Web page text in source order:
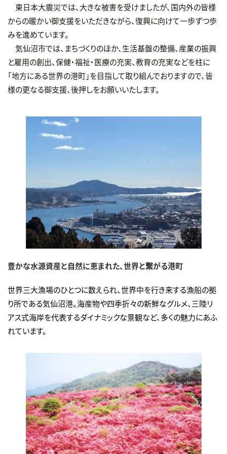
東日本大震災では、大きな被害を受けましたが、国内外の皆様
からの暖かい御支援をいただきながら、復興に向けて一歩ずつ歩
みを進めています。
気仙沼市では、まちづくりのほか、生活基盤の整備、産業の振興
と雇用の創出、保健・福祉・医療の充実、教育の充実などを柱に
「地方にある世界の港町」を目指して取り組んでおりますので、皆
様の更なる御支援、後押しをお願いいたします。
豊かな水源資産と自然に恵まれた、世界と繋がる港町
世界三大漁場のひとつに数えられ、世界中を行き来する漁船の拠
り所である気仙沼港。海産物や四季折々の新鮮なグルメ、三陸リ
アス式海岸を代表するダイナミックな景観など、多くの魅力にあふ
れています。